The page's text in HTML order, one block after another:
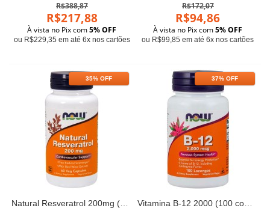
R$388,87
R$217,88
À vista no Pix com5% OFF
ou R$229,35 em até 6x nos cartões
R$172,07
R$94,86
À vista no Pix com5% OFF
ou R$99,85 em até 6x nos cartões
35% OFF
Natural Resveratrol 200mg (60 caps) - Now Foods
37% OFF
Vitamina B-12 2000 (100 comprimidos) - Now Foods